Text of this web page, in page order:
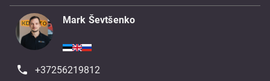
Mark Ševtšenko
+37256219812